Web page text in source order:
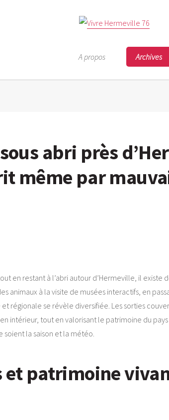
A propos Archives
abri près
même par
en restant à l’abri autour d’Hermeville, il
animaux à la visite de musées interactifs, en
régionale se révèle diversifiée. Les sorties
intérieur, tout en valorisant le patrimoine du
la saison et la météo.
et patrimoine